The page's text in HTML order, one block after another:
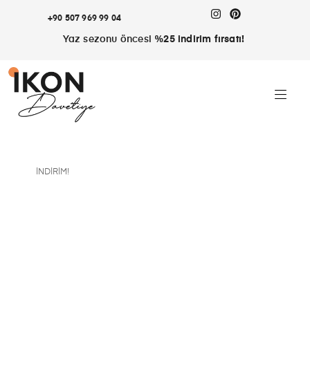
+90 507 969 99 04
Yaz sezonu öncesi %25 indirim fırsatı!
İNDIRIM!